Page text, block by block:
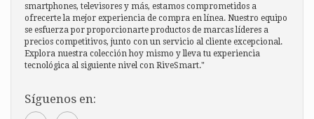
smartphones, televisores y más, estamos comprometidos a
ofrecerte la mejor experiencia de compra en línea. Nuestro equipo
se esfuerza por proporcionarte productos de marcas líderes a
precios competitivos, junto con un servicio al cliente excepcional.
Explora nuestra colección hoy mismo y lleva tu experiencia
tecnológica al siguiente nivel con RiveSmart."
Síguenos en: